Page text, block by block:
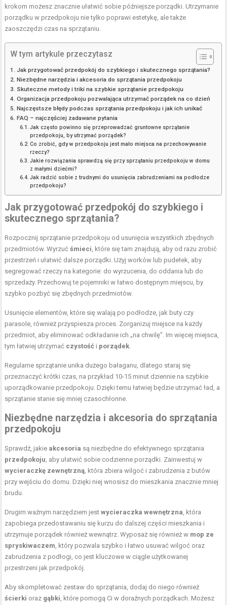
krokom możesz znacznie ułatwić sobie późniejsze porządki. Utrzymanie
porządku w przedpokoju nie tylko poprawi estetykę, ale także
zaoszczędzi czas na sprzątaniu.
W tym artykule przeczytasz
Jak przygotować przedpokój do szybkiego i skutecznego sprzątania?
Niezbędne narzędzia i akcesoria do sprzątania przedpokoju
Skuteczne metody i triki na szybkie sprzątanie przedpokoju
Organizacja przedpokoju pozwalająca utrzymać porządek na co dzień
Najczęstsze błędy podczas sprzątania przedpokoju i jak ich unikać
FAQ – najczęściej zadawane pytania
Jak często powinno się przeprowadzać gruntowne sprzątanie
przedpokoju, by utrzymać porządek?
Co zrobić, gdy w przedpokoju jest mało miejsca na przechowywanie
rzeczy?
Jakie rozwiązania sprawdzą się przy sprzątaniu przedpokoju w domu
z małymi dziećmi?
Jak radzić sobie z trudnymi do usunięcia zabrudzeniami na podłodze
przedpokoju?
Jak przygotować przedpokój do szybkiego i
skutecznego sprzątania?
Rozpocznij sprzątanie przedpokoju od usunięcia wszystkich zbędnych
przedmiotów. Wyrzućśmieci, które się tam znajdują, aby od razu zrobić
przestrzeń i ułatwić dalsze porządki. Użyj worków lub pudełek, aby
segregować rzeczy na kategorie: do wyrzucenia, do oddania lub do
sprzedaży. Przechowuj te pojemniki w łatwo dostępnym miejscu, by
szybko pozbyć się zbędnych przedmiotów.
Usunięcie elementów, które się walają po podłodze, jak buty czy
parasole, również przyspiesza proces. Zorganizuj miejsce na każdy
przedmiot, aby eliminować odkładanie ich „na chwilę”. Im więcej miejsca,
tym łatwiej utrzymać czystość i porządek.
Regularne sprzątanie unika dużego bałaganu, dlatego staraj się
przeznaczyć krótki czas, na przykład 10-15 minut dziennie na szybkie
uporządkowanie przedpokoju. Dzięki temu łatwiej będzie utrzymać ład, a
sprzątanie stanie się mniej czasochłonne.
Niezbędne narzędzia i akcesoria do sprzątania
przedpokoju
Sprawdź, jakie akcesoria są niezbędne do efektywnego sprzątania
przedpokoju, aby ułatwić sobie codzienne porządki. Zainwestuj w
wycieraczkę zewnętrzną, która zbiera wilgoć i zabrudzenia z butów
przy wejściu do domu. Dzięki niej wnosisz do mieszkania znacznie mniej
brudu.
Drugim ważnym narzędziem jestwycieraczka wewnętrzna, która
zapobiega przedostawaniu się kurzu do dalszej części mieszkania i
utrzymuje porządek również wewnątrz. Wyposaż się również w mop ze
spryskiwaczem, który pozwala szybko i łatwo usuwać wilgoć oraz
zabrudzenia z podłogi, co jest kluczowe w ciągle użytkowanej
przestrzeni jak przedpokój.
Aby skompletować zestaw do sprzątania, dodaj do niego również
ścierki oraz gąbki, które pomogą Ci w doraźnych porządkach. Możesz